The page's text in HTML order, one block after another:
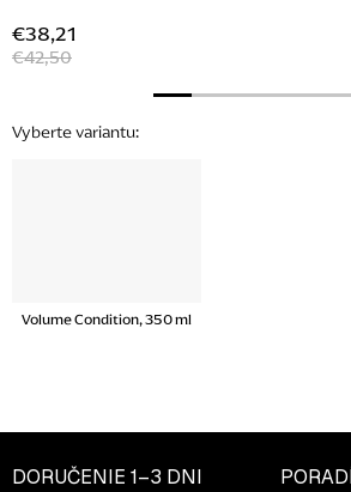
€42,50
€38,21
Volume Condition, 350 ml
DORUČENIE 1–3 DNI